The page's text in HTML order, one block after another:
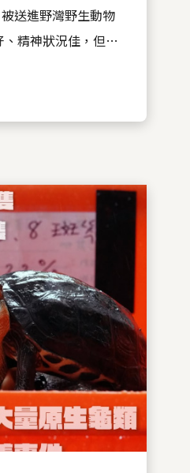
送進野灣野生動物
精神狀況佳，但身
板，民眾為了救